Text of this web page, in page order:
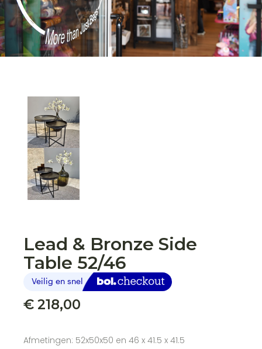
Lead & Bronze Side
Table 52/46
€ 218,00
Afmetingen: 52x50x50 en 46 x 41.5 x 41.5